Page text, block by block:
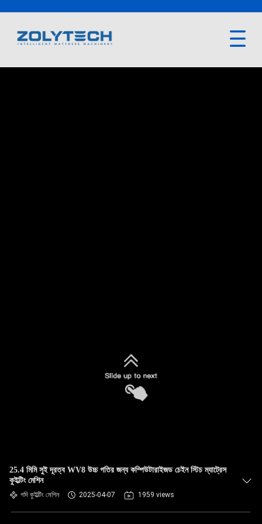
25.4 মিমি সুই দূরত্ব WV8 উচ্চ গতির জন্য কম্পিউটারাইজড চেইন স্টিচ ম্যাট্রেস
কুইল্টিং মেশিন
গদি কুইল্টিং মেশিন 2025-04-07 1959 views